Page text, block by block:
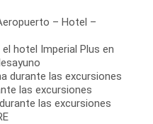
– Hotel –
hotel Imperial Plus en
durante las excursiones
las excursiones
las excursiones